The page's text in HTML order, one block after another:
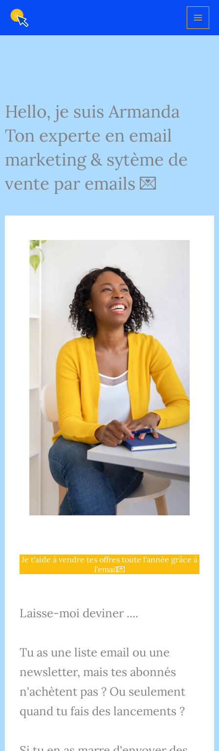
Aller
contenu
Hello, je suis Armanda
Ton experte en email
marketing & sytème de
vente par emails 💌
Je t'aide à vendre tes offres toute l'année grâce à
l'email💌
Laisse-moi deviner ....
Tu as une liste email ou une
newsletter, mais tes abonnés
n'achètent pas ? Ou seulement
quand tu fais des lancements ?